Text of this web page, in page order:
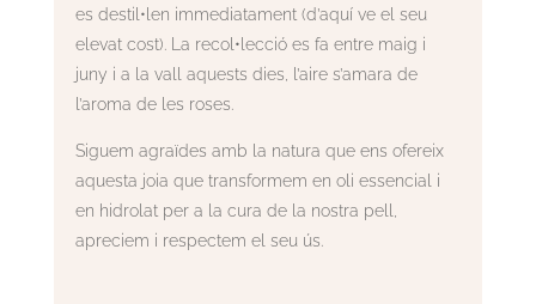
es destil•len immediatament (d’aquí ve el seu
elevat cost). La recol•lecció es fa entre maig i
juny i a la vall aquests dies, l’aire s’amara de
l’aroma de les roses.
Siguem agraïdes amb la natura que ens ofereix
aquesta joia que transformem en oli essencial i
en hidrolat per a la cura de la nostra pell,
apreciem i respectem el seu ús.